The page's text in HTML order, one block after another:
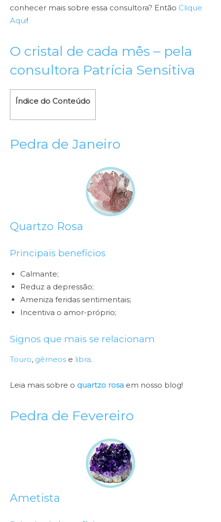
conhecer mais sobre essa consultora? Então Clique
Aqui!
O cristal de cada mês – pela
consultora Patrícia Sensitiva
Índice do Conteúdo
Pedra de Janeiro
Quartzo Rosa
Principais benefícios
Calmante;
Reduz a depressão;
Ameniza feridas sentimentais;
Incentiva o amor-próprio;
Signos que mais se relacionam
Touro, gêmeos e libra.
Leia mais sobre o quartzo rosa em nosso blog!
Pedra de Fevereiro
Ametista